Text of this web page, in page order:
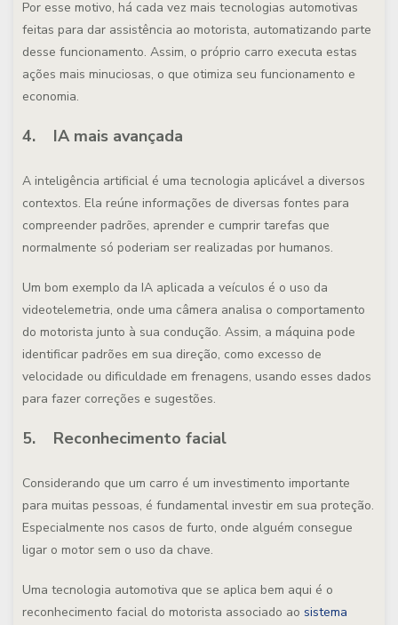
Por esse motivo, há cada vez mais tecnologias automotivas
feitas para dar assistência ao motorista, automatizando parte
desse funcionamento. Assim, o próprio carro executa estas
ações mais minuciosas, o que otimiza seu funcionamento e
economia.
4. IA mais avançada
A inteligência artificial é uma tecnologia aplicável a diversos
contextos. Ela reúne informações de diversas fontes para
compreender padrões, aprender e cumprir tarefas que
normalmente só poderiam ser realizadas por humanos.
Um bom exemplo da IA aplicada a veículos é o uso da
videotelemetria, onde uma câmera analisa o comportamento
do motorista junto à sua condução. Assim, a máquina pode
identificar padrões em sua direção, como excesso de
velocidade ou dificuldade em frenagens, usando esses dados
para fazer correções e sugestões.
5. Reconhecimento facial
Considerando que um carro é um investimento importante
para muitas pessoas, é fundamental investir em sua proteção.
Especialmente nos casos de furto, onde alguém consegue
ligar o motor sem o uso da chave.
Uma tecnologia automotiva que se aplica bem aqui é o
reconhecimento facial do motorista associado ao sistema